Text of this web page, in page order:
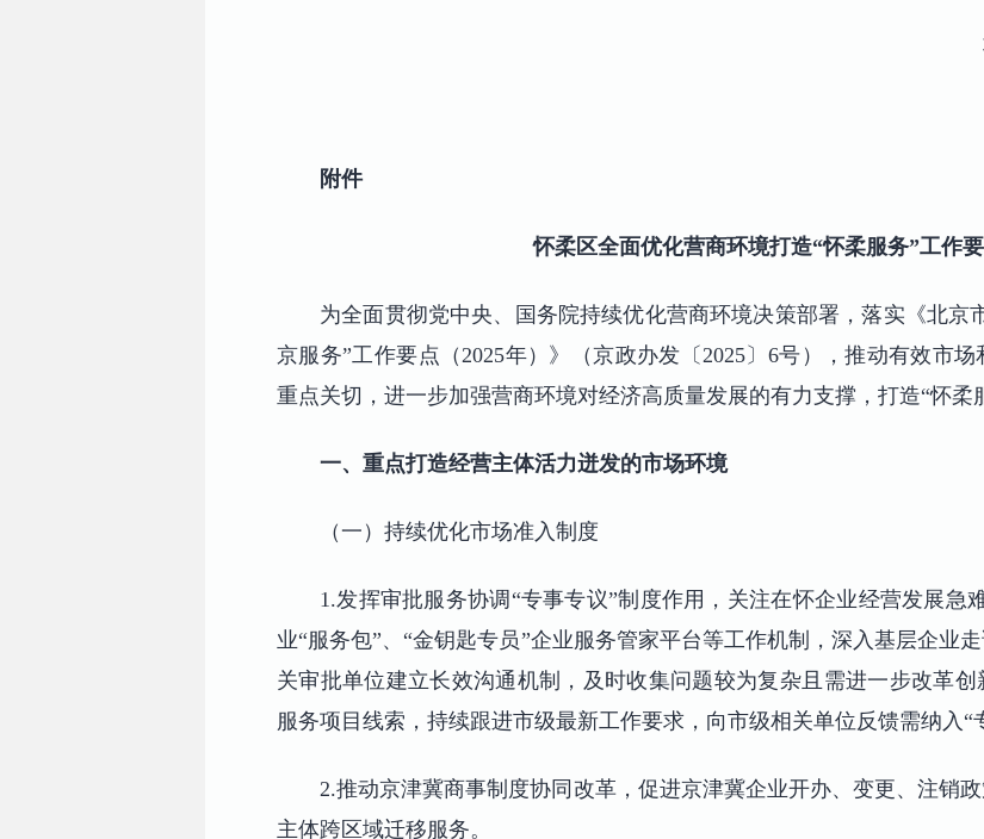
附件
怀柔区全面优化营商环境打造“怀柔服务”工作要
为全面贯彻党中央、国务院持续优化营商环境决策部署，落实《北京
京服务”工作要点（2025年）》（京政办发〔2025〕6号），推动有效市
重点关切，进一步加强营商环境对经济高质量发展的有力支撑，打造“怀柔
一、重点打造经营主体活力迸发的市场环境
（一）持续优化市场准入制度
1.发挥审批服务协调“专事专议”制度作用，关注在怀企业经营发展急
业“服务包”、“金钥匙专员”企业服务管家平台等工作机制，深入基层企业
关审批单位建立长效沟通机制，及时收集问题较为复杂且需进一步改革
服务项目线索，持续跟进市级最新工作要求，向市级相关单位反馈需纳入“
2.推动京津冀商事制度协同改革，促进京津冀企业开办、变更、注销
主体跨区域迁移服务。